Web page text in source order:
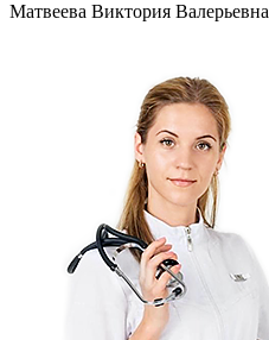
Матвеева Виктория Валерьевна